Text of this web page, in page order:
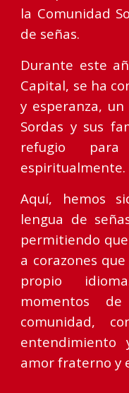
la Comunidad
de señas.
Durante este
Capital, se ha
y esperanza,
Sordas y sus
refugio
espiritualmente.
Aquí, hemos
lengua de
permitiendo
a corazones
propio
momentos
comunidad,
entendimiento
amor fraterno y